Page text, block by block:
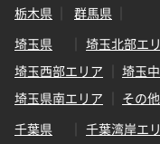
栃木県
群馬県
埼玉県
埼玉北部エ
埼玉西部エリア
埼玉
埼玉県南エリア
その
千葉県
千葉湾岸エ